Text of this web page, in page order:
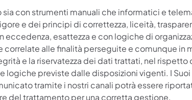
con strumenti manuali che informatici e
e dei principi di correttezza, liceità,
eccedenza, esattezza e con logiche di
correlate alle finalità perseguite e comunque in
e la riservatezza dei dati trattati, nel rispetto
logiche previste dalle disposizioni vigenti. I
tramite i nostri canali potrà essere
del trattamento per una corretta gestione.